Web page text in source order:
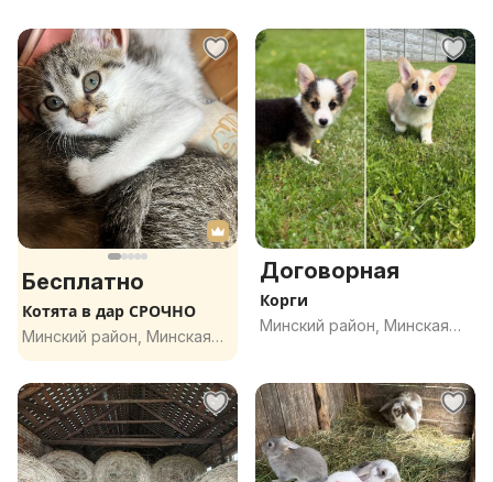
Бесплатно
Котята в дар СРОЧНО
Минский район, Минская
обл.
Договорная
Корги
Минский район, Минская